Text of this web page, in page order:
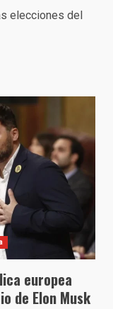
elecciones del
europea
de Elon Musk